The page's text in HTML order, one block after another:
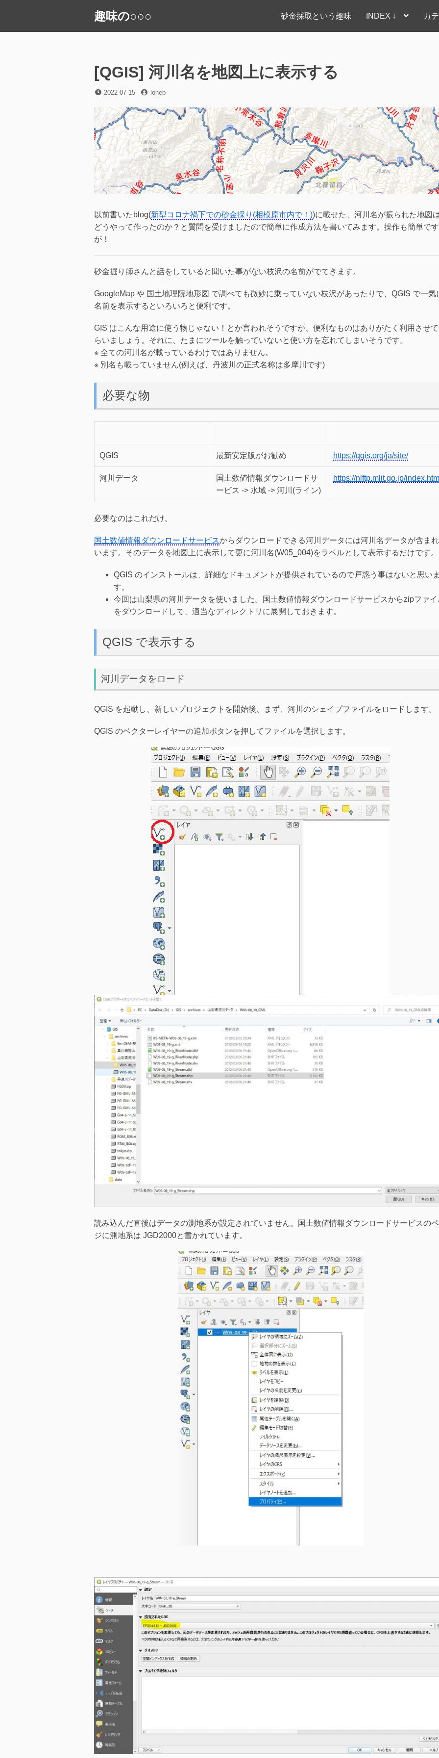
テ
趣味の○○○ 砂金採取という趣味 INDEX ↓ カ
[QGIS] 河川名を地図上に表示する
投
2022-07-15
投
者
loneb
以前書いたblog(新型コロナ禍下での砂金採り(相模原市内で！))に載せた、河川名が振られた地図
どうやって作ったのか？と質問を受けましたので簡単に作成方法を書いてみます。操作も簡単です
が！
砂金掘り師さんと話をしていると聞いた事がない枝沢の名前がでてきます。
GoogleMap や 国土地理院地形図 で調べても微妙に乗っていない枝沢があったりで、QGIS で一気
名前を表示するといろいろと便利です。
GIS はこんな用途に使う物じゃない！とか言われそうですが、便利なものはありがたく利用させて
らいましょう。それに、たまにツールを触っていないと使い方を忘れてしまいそうです。
※ 全ての河川名が載っているわけではありません。
※ 別名も載っていません(例えば、丹波川の正式名称は多摩川です)
必要な物
QGIS 最新安定版がお勧め https://qgis.org/ja/site/
河川データ
国土数値情報ダウンロードサ
ービス -> 水域 -> 河川(ライン)
https://nlftp.mlit.go.jp/index.html
必要なのはこれだけ。
国土数値情報ダウンロードサービスからダウンロードできる河川データには河川名データが含ま
います。そのデータを地図上に表示して更に河川名(W05_004)をラベルとして表示するだけです。
QGIS のインストールは、詳細なドキュメントが提供されているので戸惑う事はないと思いま
す。
今回は山梨県の河川データを使いました。国土数値情報ダウンロードサービスからzipファイ
をダウンロードして、適当なディレクトリに展開しておきます。
QGIS で表示する
河川データをロード
QGIS を起動し、新しいプロジェクトを開始後、まず、河川のシェイプファイルをロードします。
QGIS のベクターレイヤーの追加ボタンを押してファイルを選択します。
読み込んだ直後はデータの測地系が設定されていません。国土数値情報ダウンロードサービスの
ジに測地系は JGD2000と書かれています。